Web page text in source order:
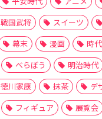
戦国武将
スイーツ
幕末
漫画 時
べらぼう
明治時代
徳川家康
抹茶 デ
フィギュア
展覧会